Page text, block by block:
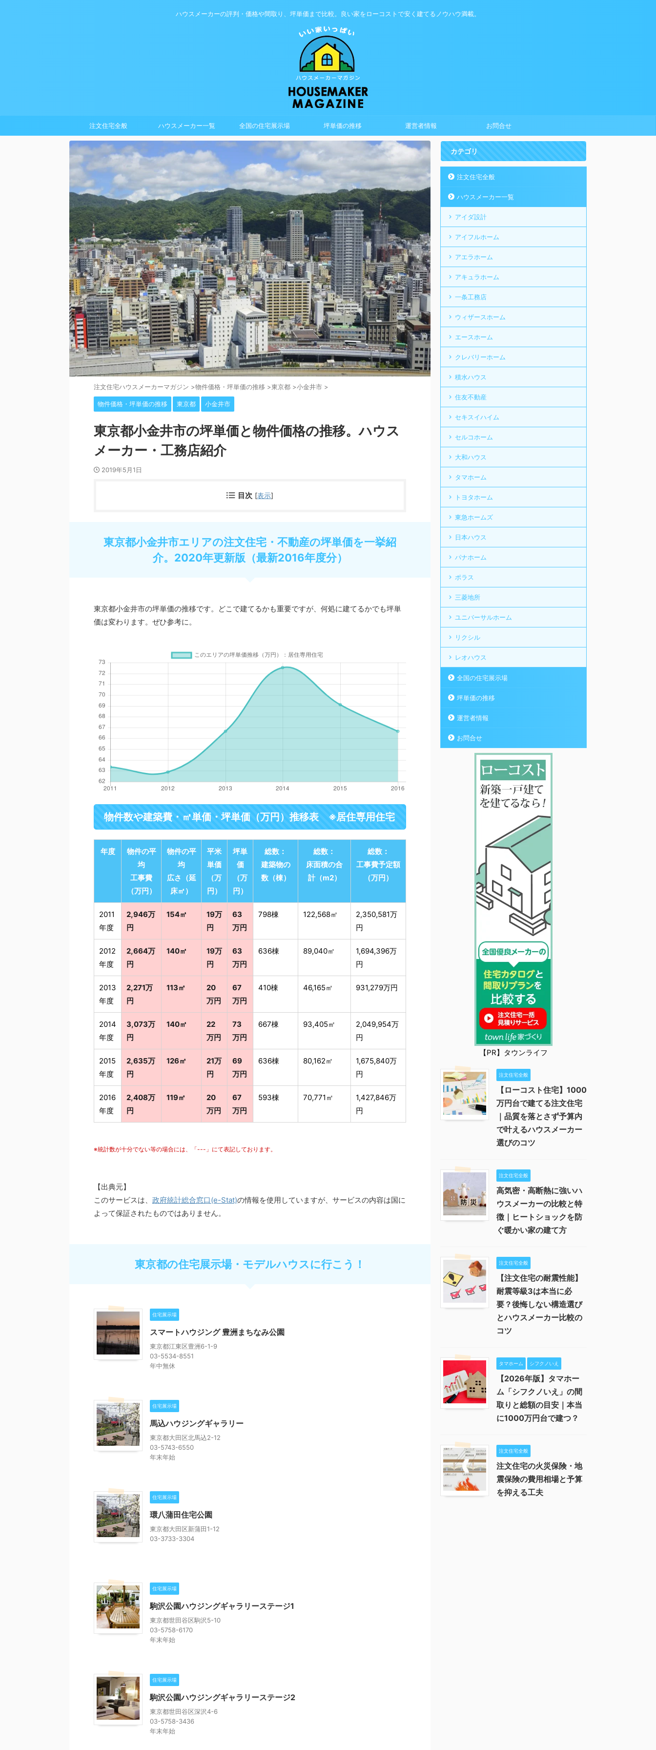
ハウスメーカーの評判・価格や間取り、坪単価まで比較。良い家をローコストで安く建てるノウハウ満載。
注文住宅全般 ハウスメーカー一覧 全国の住宅展示場 坪単価の推移 運営者情報 お問合せ
注⽂住宅ハウスメーカーマガジン >物件価格・坪単価の推移 >東京都 >小金井市 >
物件価格・坪単価の推移 東京都 小金井市
東京都小金井市の坪単価と物件価格の推移。ハウス
メーカー・工務店紹介
2019年5月1日
目次 [表示]
東京都小金井市エリアの注文住宅・不動産の坪単価を一挙紹
介。2020年更新版（最新2016年度分）
東京都小金井市の坪単価の推移です。どこで建てるかも重要ですが、何処に建てるかでも坪単
価は変わります。ぜひ参考に。
物件数や建築費・㎡単価・坪単価（万円）推移表 ※居住専用住宅
年度
物件の平
均
工事費
（万円）
物件の平
均
広さ（延
床㎡）
平米
単価
（万
円）
坪単
価
（万
円）
総数：
建築物の
数（棟）
総数：
床面積の合
計（m2）
総数：
工事費予定額
（万円）
2011
年度
2,946万
円
154㎡
19万
円
63
万円
798棟 122,568㎡
2,350,581万
円
2012
年度
2,664万
円
140㎡
19万
円
63
万円
636棟 89,040㎡
1,694,396万
円
2013
年度
2,271万
円
113㎡
20
万円
67
万円
410棟 46,165㎡ 931,279万円
2014
年度
3,073万
円
140㎡
22
万円
73
万円
667棟 93,405㎡
2,049,954万
円
2015
年度
2,635万
円
126㎡
21万
円
69
万円
636棟 80,162㎡
1,675,840万
円
2016
年度
2,408万
円
119㎡
20
万円
67
万円
593棟 70,771㎡
1,427,846万
円
※統計数が十分でない等の場合には、「---」にて表記しております。
【出典元】
このサービスは、 政府統計総合窓口(e-Stat)の情報を使用していますが、サービスの内容は国に
よって保証されたものではありません。
東京都の住宅展示場・モデルハウスに行こう！
住宅展示場
スマートハウジング 豊洲まちなみ公園
東京都江東区豊洲6-1-9
03-5534-8551
年中無休
住宅展示場
馬込ハウジングギャラリー
東京都大田区北馬込2-12
03-5743-6550
年末年始
住宅展示場
環八蒲田住宅公園
東京都大田区新蒲田1-12
03-3733-3304
住宅展示場
駒沢公園ハウジングギャラリーステージ1
東京都世田谷区駒沢5-10
03-5758-6170
年末年始
住宅展示場
駒沢公園ハウジングギャラリーステージ2
東京都世田谷区深沢4-6
03-5758-3436
年末年始
カテゴリ
注文住宅全般
ハウスメーカー一覧
アイダ設計
アイフルホーム
アエラホーム
アキュラホーム
一条工務店
ウィザースホーム
エースホーム
クレバリーホーム
積水ハウス
住友不動産
セキスイハイム
セルコホーム
大和ハウス
タマホーム
トヨタホーム
東急ホームズ
日本ハウス
パナホーム
ポラス
三菱地所
ユニバーサルホーム
リクシル
レオハウス
全国の住宅展示場
坪単価の推移
運営者情報
お問合せ
【PR】タウンライフ
注文住宅全般
【ローコスト住宅】1000
万円台で建てる注文住宅
｜品質を落とさず予算内
で叶えるハウスメーカー
選びのコツ
注文住宅全般
高気密・高断熱に強いハ
ウスメーカーの比較と特
徴｜ヒートショックを防
ぐ暖かい家の建て方
注文住宅全般
【注文住宅の耐震性能】
耐震等級3は本当に必
要？後悔しない構造選び
とハウスメーカー比較の
コツ
タマホーム シフクノいえ
【2026年版】タマホー
ム「シフクノいえ」の間
取りと総額の目安｜本当
に1000万円台で建つ？
注文住宅全般
注文住宅の火災保険・地
震保険の費用相場と予算
を抑える工夫